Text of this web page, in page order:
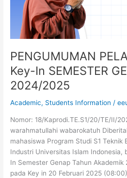
PENGUMUMAN
Key-In SEMESTER
2024/2025
Academic, Students Information /
Nomor: 18/Kaprodi.TE.S1/20/TE/II/
warahmatullahi wabarokatuh
mahasiswa Program Studi S1 Teknik
Industri Universitas Islam Indonesia,
In Semester Genap Tahun
pada Key in 20 Februari 2025
2024/2025